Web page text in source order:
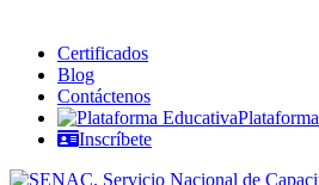
Certificados
Blog
Contáctenos
Inscríbete